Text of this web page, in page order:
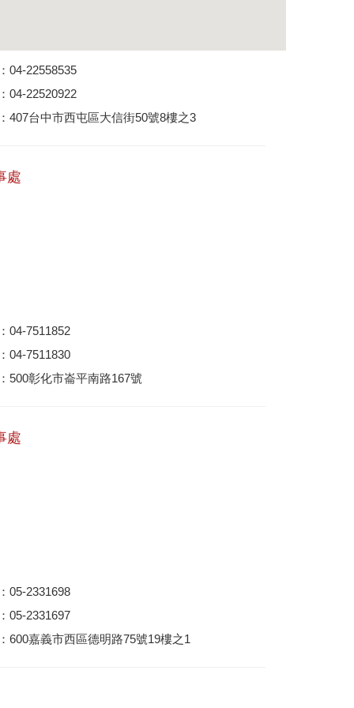
04-22558535
04-22520922
407台中市西屯區大信街50號8樓之3
處
04-7511852
04-7511830
500彰化市崙平南路167號
處
05-2331698
05-2331697
600嘉義市西區德明路75號19樓之1